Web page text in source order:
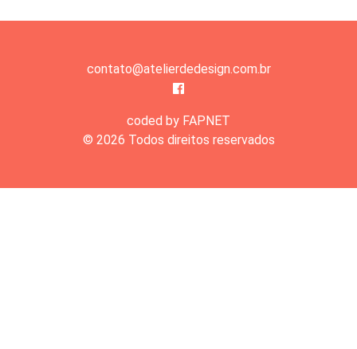
contato@atelierdedesign.com.br
coded by FAPNET
© 2026 Todos direitos reservados